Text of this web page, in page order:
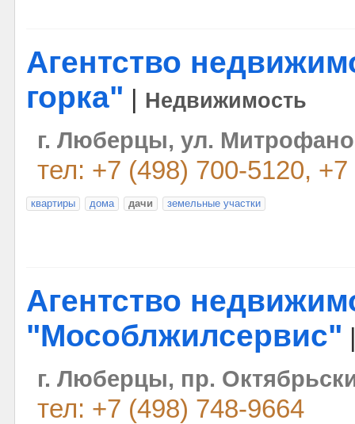
Агентство
горка"
Недвижимость
г. Люберцы, ул.
тел: +7 (498) 700-5120,
квартиры дома дачи земельные участки
Агентство
"Мособлжилсервис"
г. Люберцы, пр.
тел: +7 (498) 748-9664